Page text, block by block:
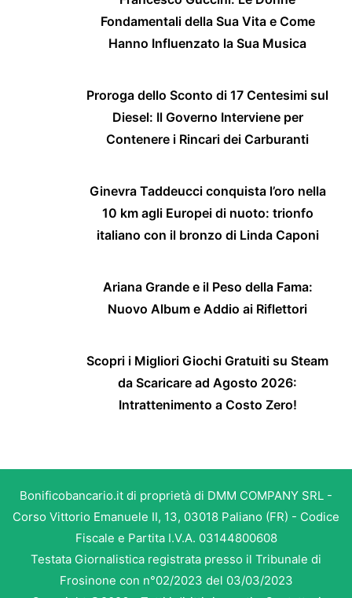
Fondamentali della Sua Vita e Come
Hanno Influenzato la Sua Musica
Proroga dello Sconto di 17 Centesimi sul
Diesel: Il Governo Interviene per
Contenere i Rincari dei Carburanti
Ginevra Taddeucci conquista l’oro nella
10 km agli Europei di nuoto: trionfo
italiano con il bronzo di Linda Caponi
Ariana Grande e il Peso della Fama:
Nuovo Album e Addio ai Riflettori
Scopri i Migliori Giochi Gratuiti su Steam
da Scaricare ad Agosto 2026:
Intrattenimento a Costo Zero!
Bonificobancario.it di proprietà di DMM COMPANY SRL -
Corso Vittorio Emanuele II, 13, 03018 Paliano (FR) - Codice
Fiscale e Partita I.V.A. 03144800608
Testata Giornalistica registrata presso il Tribunale di
Frosinone con n°02/2023 del 03/03/2023